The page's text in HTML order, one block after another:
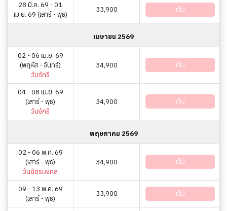
28 มี.ค. 69 - 01
เม.ย. 69 (เสาร์ - พุธ)
33,900 เต็ม
เมษายน 2569
02 - 06 เม.ย. 69
(พฤหัส - จันทร์)
วันจักรี
34,900 เต็ม
04 - 08 เม.ย. 69
(เสาร์ - พุธ)
วันจักรี
34,900 เต็ม
พฤษภาคม 2569
02 - 06 พ.ค. 69
(เสาร์ - พุธ)
วันฉัตรมงคล
34,900 เต็ม
09 - 13 พ.ค. 69
(เสาร์ - พุธ)
33,900 เต็ม